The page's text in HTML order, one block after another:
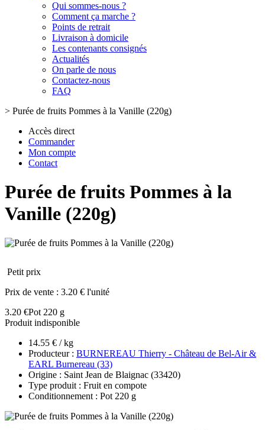
Qui sommes-nous ?
Comment ça marche ?
Points de retrait
Livraison à domicile
Les contenants consignés
Actualités
On parle de nous
Contactez-nous
FAQ
> Purée de fruits Pommes à la Vanille (220g)
Accès direct
Commander
Mon compte
Contact
Purée de fruits Pommes à la
Vanille (220g)
Petit prix
Prix de vente : 3.20 € l'unité
3.20 €Pot 220 g
Produit indisponible
14.55 € / kg
Producteur : BURNEREAU Thierry - Château de Bel-Air &
EARL Burnereau (33)
Origine : Saint Jean de Blaignac (33420)
Type produit : Fruit en compote
Conditionnement : Pot 220 g